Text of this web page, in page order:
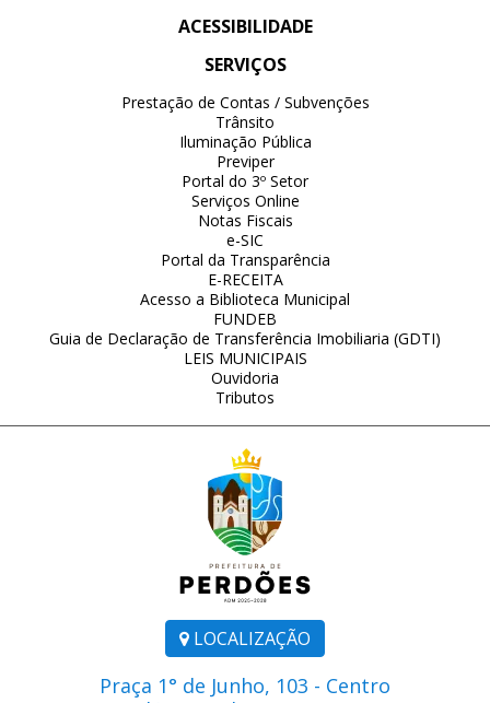
LOCALIZAÇÃO
Praça 1° de Junho, 103 - Centro
ACESSIBILIDADE
SERVIÇOS
Prestação de Contas / Subvenções
Trânsito
Iluminação Pública
Previper
Portal do 3º Setor
Serviços Online
Notas Fiscais
e-SIC
Portal da Transparência
E-RECEITA
Acesso a Biblioteca Municipal
FUNDEB
Guia de Declaração de Transferência Imobiliaria (GDTI)
LEIS MUNICIPAIS
Ouvidoria
Tributos